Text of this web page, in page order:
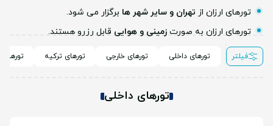
تورهای ارزان از تهران و سایر شهر ها برگزار می شود.
تورهای ارزان به صورت زمینی و هوایی قابل رزرو هستند.
فیلتر تورهای داخلی تورهای خارجی تورهای ترکیه تورهای
تورهای داخلی